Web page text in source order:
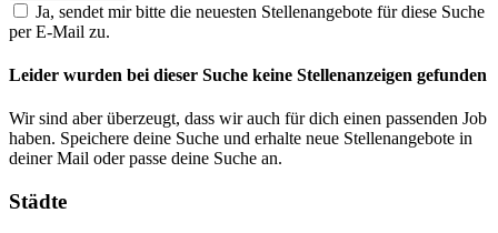
Ja, sendet mir bitte die neuesten Stellenangebote für diese Suche
per E-Mail zu.
Leider wurden bei dieser Suche keine Stellenanzeigen gefunden
Wir sind aber überzeugt, dass wir auch für dich einen passenden Job
haben. Speichere deine Suche und erhalte neue Stellenangebote in
deiner Mail oder passe deine Suche an.
Städte